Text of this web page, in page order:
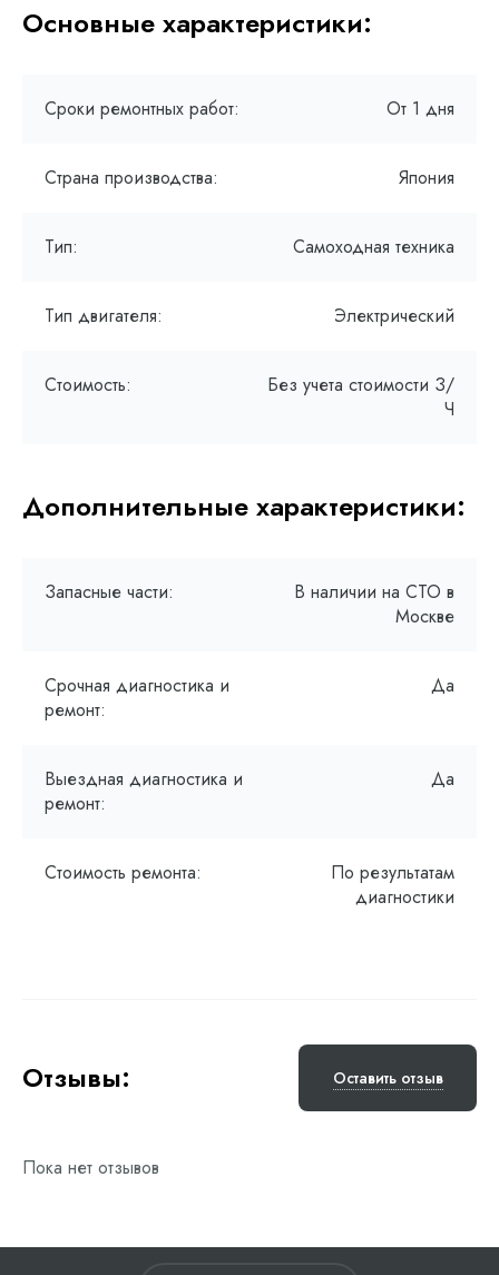
Основные характеристики:
Сроки ремонтных работ: От 1 дня
Страна производства: Япония
Тип: Самоходная техника
Тип двигателя: Электрический
Стоимость:
Без учета стоимости З/
Ч
Дополнительные характеристики:
Запасные части:
В наличии на СТО в
Москве
Срочная диагностика и
ремонт:
Да
Выездная диагностика и
ремонт:
Да
Стоимость ремонта:
По результатам
диагностики
Отзывы: Оставить отзыв
Пока нет отзывов